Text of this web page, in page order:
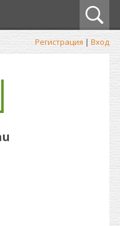
Регистрация | Вход